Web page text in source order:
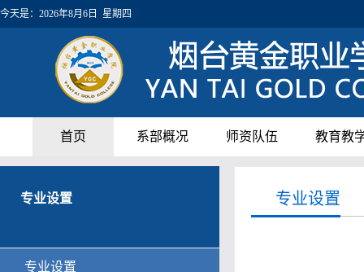
今天是： 2026年8月6日 星期四
首页 系部概况 师资队伍 教育教
专业设置
专业设置
专业设置